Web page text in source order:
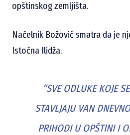
opštinskog zemljišta.
Načelnik Božović smatra da je
Istočna Ilidža.
“SVE ODLUKE KOJE
STAVLJAJU VAN
PRIHODI U OPŠTINI I